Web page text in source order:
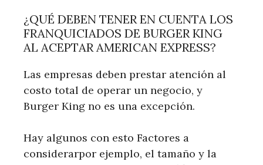
¿QUÉ DEBEN TENER EN CUENTA LOS
FRANQUICIADOS DE BURGER KING
AL ACEPTAR AMERICAN EXPRESS?
Las empresas deben prestar atención al
costo total de operar un negocio, y
Burger King no es una excepción.
Hay algunos con esto Factores a
considerarpor ejemplo, el tamaño y la